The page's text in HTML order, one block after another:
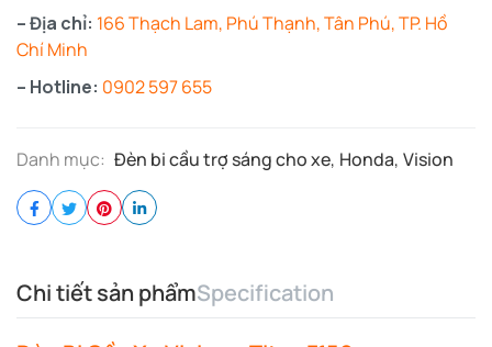
– Địa chỉ: 166 Thạch Lam, Phú Thạnh, Tân Phú, TP. Hồ
Chí Minh
– Hotline: 0902 597 655
Danh mục: Đèn bi cầu trợ sáng cho xe, Honda, Vision
Chi tiết sản phẩmSpecification